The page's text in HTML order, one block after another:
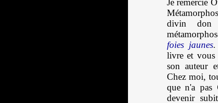
Je remercie
divin
foies jaunes.
livre et vous
son auteur
Chez moi,
que n'a pas
devenir